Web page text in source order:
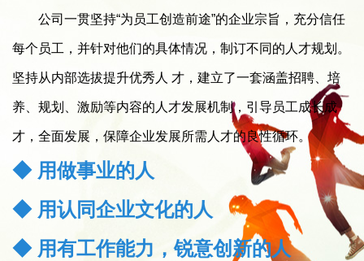
公司一贯坚持“为员工创造前途”的企业宗旨，充分信任
每个员工，并针对他们的具体情况，制订不同的人才规划。
坚持从内部选拔提升优秀人 才，建立了一套涵盖招聘、培
养、规划、激励等内容的人才发展机制，引导员工成长成
才，全面发展，保障企业发展所需人才的良性循环。
◆ 用做事业的人
◆ 用认同企业文化的人
◆ 用有工作能力，锐意创新的人